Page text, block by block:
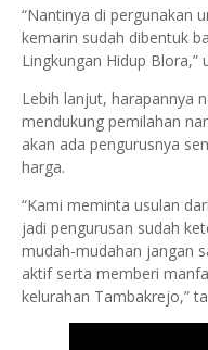
“Nantinya di pergunakan
kemarin sudah dibentuk
Lingkungan Hidup Blora,”
Lebih lanjut, harapannya
mendukung pemilahan
akan ada pengurusnya
harga.
“Kami meminta usulan
jadi pengurusan sudah
mudah-mudahan jangan
aktif serta memberi
kelurahan Tambakrejo,”